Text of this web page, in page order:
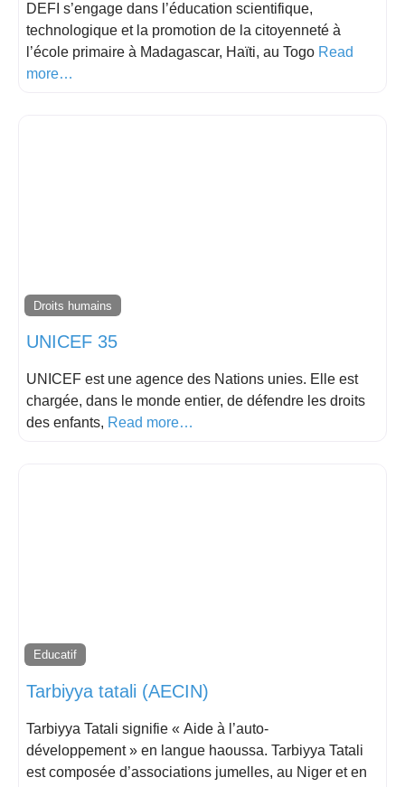
DEFI s’engage dans l’éducation scientifique,
technologique et la promotion de la citoyenneté à
l’école primaire à Madagascar, Haïti, au Togo Read
more…
Droits humains
UNICEF 35
UNICEF est une agence des Nations unies. Elle est
chargée, dans le monde entier, de défendre les droits
des enfants, Read more…
Educatif
Tarbiyya tatali (AECIN)
Tarbiyya Tatali signifie « Aide à l’auto-
développement » en langue haoussa. Tarbiyya Tatali
est composée d’associations jumelles, au Niger et en